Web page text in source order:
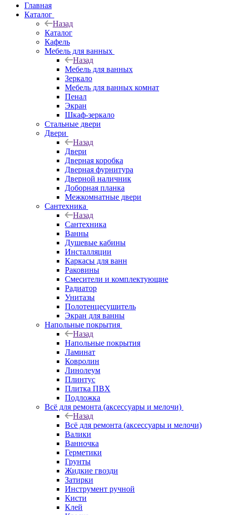
Главная
Каталог
Назад
Каталог
Кафель
Мебель для ванных
Назад
Мебель для ванных
Зеркало
Мебель для ванных комнат
Пенал
Экран
Шкаф-зеркало
Стальные двери
Двери
Назад
Двери
Дверная коробка
Дверная фурнитура
Дверной наличник
Доборная планка
Межкомнатные двери
Сантехника
Назад
Сантехника
Ванны
Душевые кабины
Инсталляции
Каркасы для ванн
Раковины
Смесители и комплектующие
Радиатор
Унитазы
Полотенцесушитель
Экран для ванны
Напольные покрытия
Назад
Напольные покрытия
Ламинат
Ковролин
Линолеум
Плинтус
Плитка ПВХ
Подложка
Всё для ремонта (аксессуары и мелочи)
Назад
Всё для ремонта (аксессуары и мелочи)
Валики
Ванночка
Герметики
Грунты
Жидкие гвозди
Затирки
Инструмент ручной
Кисти
Клей